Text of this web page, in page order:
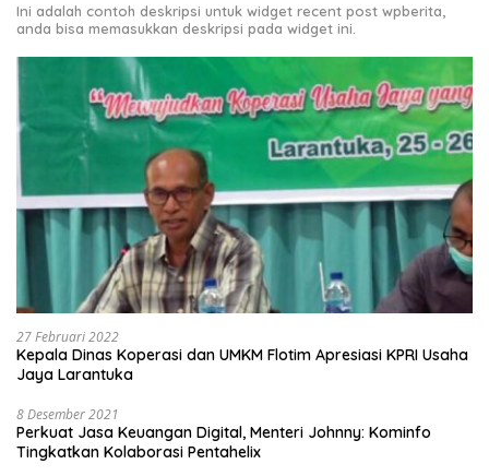
Ini adalah contoh deskripsi untuk widget recent post wpberita,
anda bisa memasukkan deskripsi pada widget ini.
27 Februari 2022
Kepala Dinas Koperasi dan UMKM Flotim Apresiasi KPRI Usaha
Jaya Larantuka
8 Desember 2021
Perkuat Jasa Keuangan Digital, Menteri Johnny: Kominfo
Tingkatkan Kolaborasi Pentahelix